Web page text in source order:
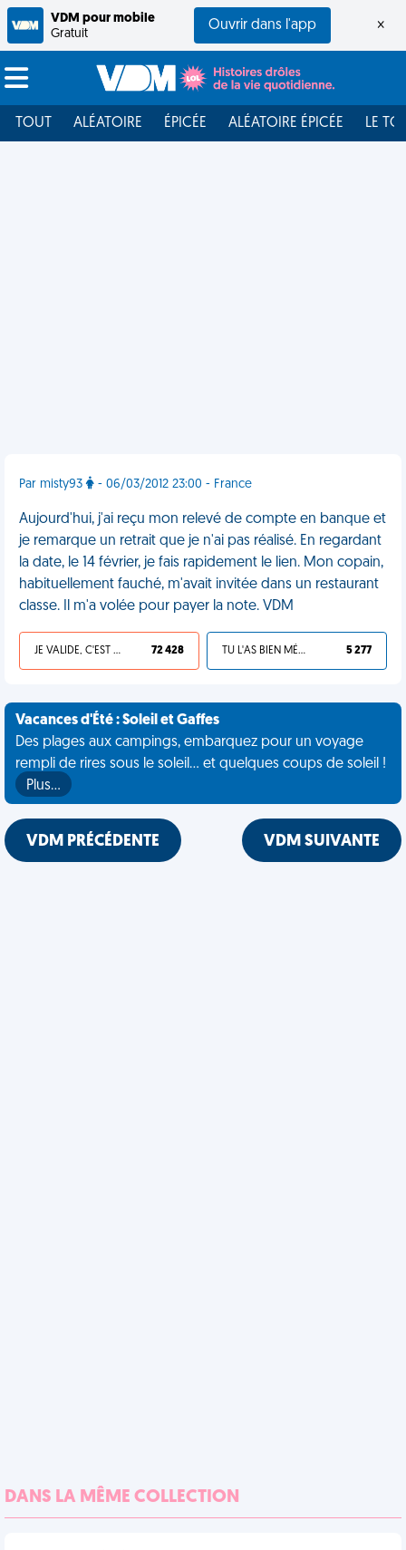
VDM pour mobile
Gratuit
Ouvrir dans l'app ×
TOUT ALÉATOIRE ÉPICÉE ALÉATOIRE ÉPICÉE LE
Par misty93 - 06/03/2012 23:00 - France
Aujourd'hui, j'ai reçu mon relevé de compte en banque et
je remarque un retrait que je n'ai pas réalisé. En regardant
la date, le 14 février, je fais rapidement le lien. Mon copain,
habituellement fauché, m'avait invitée dans un restaurant
classe. Il m'a volée pour payer la note. VDM
JE VALIDE, C'EST UNE VDM 72 428 TU L'AS BIEN MÉRITÉ 5 277
Vacances d'Été : Soleil et Gaffes
Des plages aux campings, embarquez pour un voyage
rempli de rires sous le soleil... et quelques coups de soleil !
Plus…
VDM PRÉCÉDENTE VDM SUIVANTE
DANS LA MÊME COLLECTION